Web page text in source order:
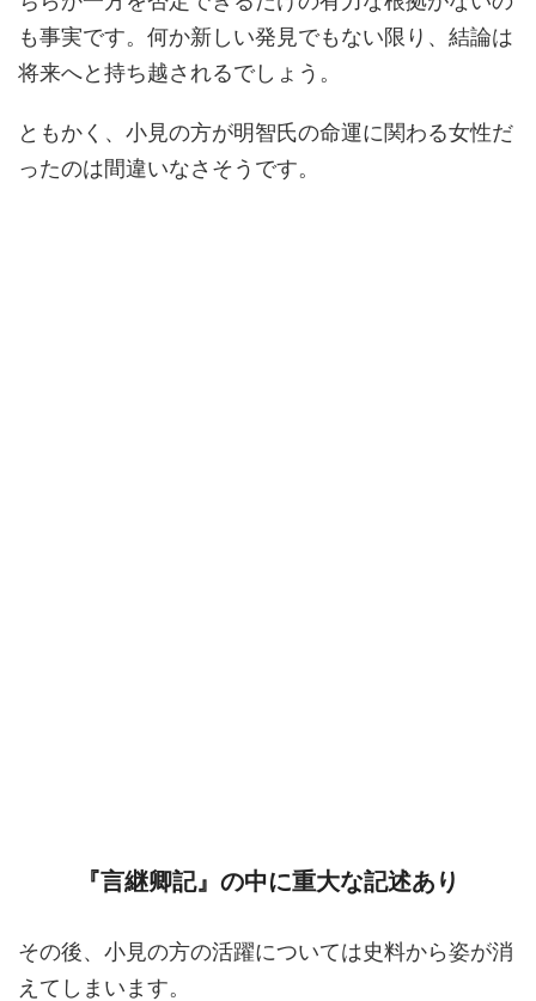
も事実です。何か新しい発見でもない限り、結論は
将来へと持ち越されるでしょう。
ともかく、小見の方が明智氏の命運に関わる女性だ
ったのは間違いなさそうです。
『言継卿記』の中に重大な記述あり
その後、小見の方の活躍については史料から姿が消
えてしまいます。